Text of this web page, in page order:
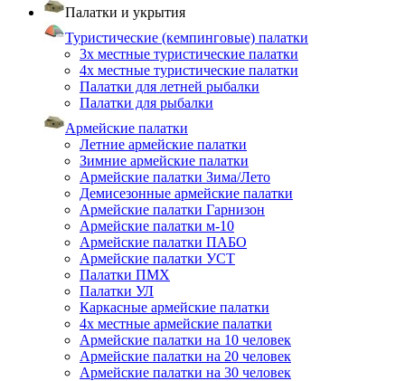
Палатки и укрытия
Туристические (кемпинговые) палатки
3х местные туристические палатки
4х местные туристические палатки
Палатки для летней рыбалки
Палатки для рыбалки
Армейские палатки
Летние армейские палатки
Зимние армейские палатки
Армейские палатки Зима/Лето
Демисезонные армейские палатки
Армейские палатки Гарнизон
Армейские палатки м-10
Армейские палатки ПАБО
Армейские палатки УСТ
Палатки ПМХ
Палатки УЛ
Каркасные армейские палатки
4х местные армейские палатки
Армейские палатки на 10 человек
Армейские палатки на 20 человек
Армейские палатки на 30 человек